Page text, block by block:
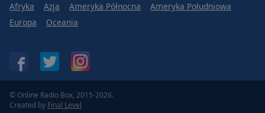
Afryka Azja Ameryka Północna
Ameryka Południowa
Europa
Oceania
© Online Radio Box, 2015-2026.
Created by Final Level